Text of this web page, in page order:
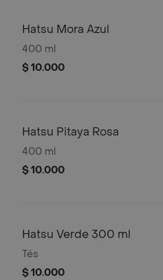
Hatsu Mora Azul
400 ml
$ 10.000
Hatsu Pitaya Rosa
400 ml
$ 10.000
Hatsu Verde 300 ml
Tés
$ 10.000